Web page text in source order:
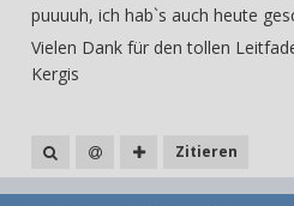
puuuuh, ich hab`s auch heute
Vielen Dank für den tollen
Kergis
Zitieren